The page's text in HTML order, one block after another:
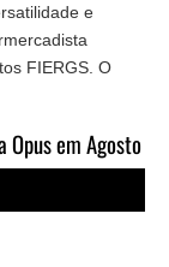
e
FIERGS. O
Opus em Agosto